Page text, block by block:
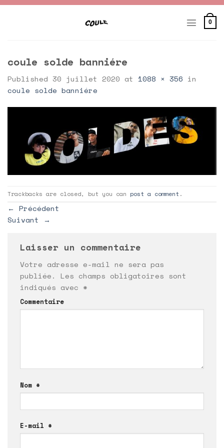
0
coule solde banniére
Published 30 juillet 2020 at 1088 × 356 in
coule solde banniére
Trackbacks are closed, but you can post a comment.
← Précédent
Suivant →
Laisser un commentaire
Votre adresse e-mail ne sera pas
publiée.
Les champs obligatoires sont
indiqués avec *
Commentaire
Nom *
E-mail *